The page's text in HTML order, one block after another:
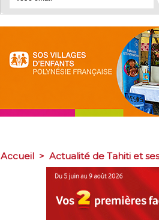
Accueil > Actualité de Tahiti et